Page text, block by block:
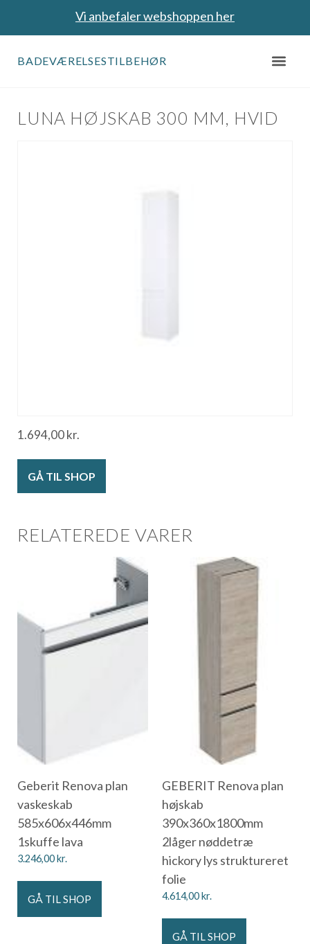
Vi anbefaler webshoppen her
BADEVÆRELSESTILBEHØR
LUNA HØJSKAB 300 MM, HVID
1.694,00kr.
GÅ TIL SHOP
RELATEREDE VARER
Geberit Renova plan
vaskeskab
585x606x446mm
1skuffe lava
3.246,00kr.
GÅ TIL SHOP
GEBERIT Renova plan
højskab
390x360x1800mm
2låger nøddetræ
hickory lys struktureret
folie
4.614,00kr.
GÅ TIL SHOP